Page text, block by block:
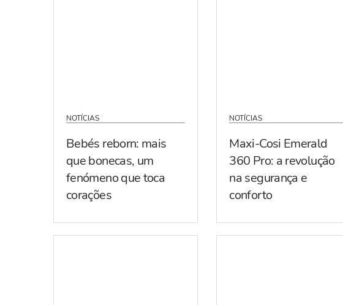
NOTÍCIAS
Bebés reborn: mais
que bonecas, um
fenómeno que toca
corações
NOTÍCIAS
Maxi-Cosi Emerald
360 Pro: a revolução
na segurança e
conforto